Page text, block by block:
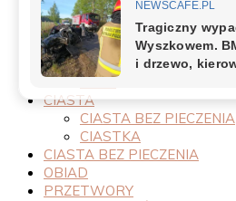
PRZEPISY
PRZETWORY
PRZYSTAWKI
SAŁATKI I SURÓWKI
SOSY
CIASTA
CIASTA BEZ PIECZENIA
CIASTKA
CIASTA BEZ PIECZENIA
OBIAD
PRZETWORY